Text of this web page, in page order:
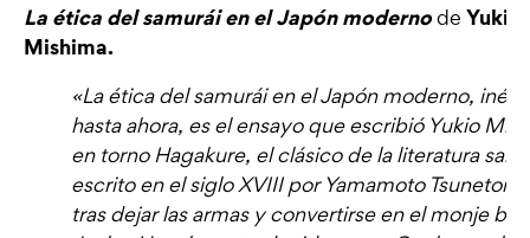
La ética del samurái en el Japón modernode Yukio
Mishima.
«La ética del samurái en el Japón moderno,
hasta ahora, es el ensayo que escribió Yukio
en torno Hagakure, el clásico de la literatura
escrito en el siglo XVIII por Yamamoto
tras dejar las armas y convertirse en el monje